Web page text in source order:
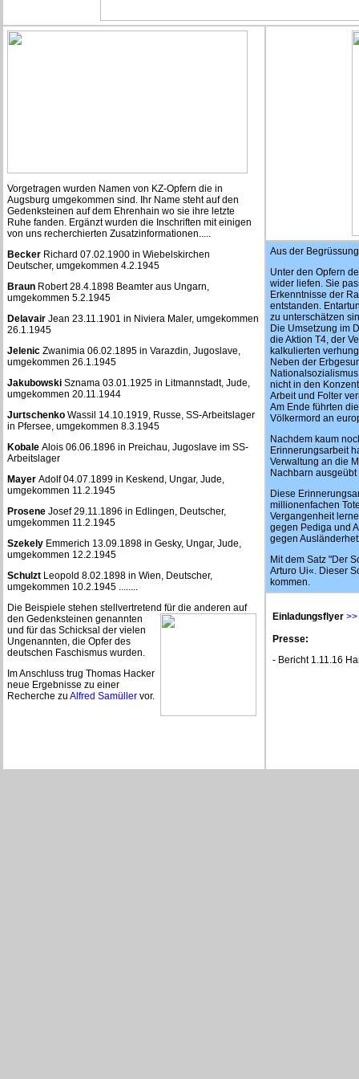
Vorgetragen wurden Namen von KZ-Opfern die in
Augsburg umgekommen sind. Ihr Name steht auf den
Gedenksteinen auf dem Ehrenhain wo sie ihre letzte
Ruhe fanden. Ergänzt wurden die Inschriften mit einigen
von uns recherchierten Zusatzinformationen.....
Becker Richard 07.02.1900 in Wiebelskirchen
Deutscher, umgekommen 4.2.1945
Braun Robert 28.4.1898 Beamter aus Ungarn,
umgekommen 5.2.1945
Delavair Jean 23.11.1901 in Niviera Maler, umgekommen
26.1.1945
Jelenic Zwanimia 06.02.1895 in Varazdin, Jugoslave,
umgekommen 26.1.1945
Jakubowski Sznama 03.01.1925 in Litmannstadt, Jude,
umgekommen 20.11.1944
Jurtschenko Wassil 14.10.1919, Russe, SS-Arbeitslager
in Pfersee, umgekommen 8.3.1945
Kobale Alois 06.06.1896 in Preichau, Jugoslave im SS-
Arbeitslager
Mayer Adolf 04.07.1899 in Keskend, Ungar, Jude,
umgekommen 11.2.1945
Prosene Josef 29.11.1896 in Edlingen, Deutscher,
umgekommen 11.2.1945
Szekely Emmerich 13.09.1898 in Gesky, Ungar, Jude,
umgekommen 12.2.1945
Schulzt Leopold 8.02.1898 in Wien, Deutscher,
umgekommen 10.2.1945 ........
Die Beispiele stehen stellvertretend für die anderen auf
den Gedenksteinen genannten
und für das Schicksal der vielen
Ungenannten, die Opfer des
deutschen Faschismus wurden.
Im Anschluss trug Thomas Hacker
neue Ergebnisse zu einer
Recherche zu Alfred Samüller vor.
Aus der
Unter den Opfern
wider liefen. Sie
Erkenntnisse der
entstanden.
zu unterschätzen
Die Umsetzung im
die Aktion T4, der
kalkulierten
Neben der
nicht in den
Arbeit und Folter
Am Ende führten
Völkermord an
Nachdem kaum
Erinnerungsarbeit
Verwaltung an die
Nachbarn
Diese
millionenfachen
Vergangenheit
gegen Pediga und
gegen
Mit dem Satz "Der
Arturo Ui«. Dieser
kommen.
Einladungsflyer >>
Presse:
- Bericht 1.11.16